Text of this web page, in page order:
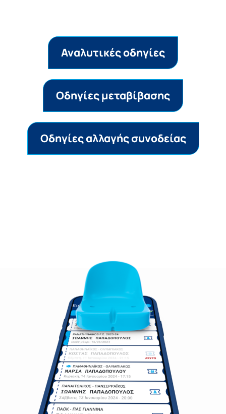
Αναλυτικές οδηγίες
Οδηγίες μεταβίβασης
Oδηγίες αλλαγής συνοδείας